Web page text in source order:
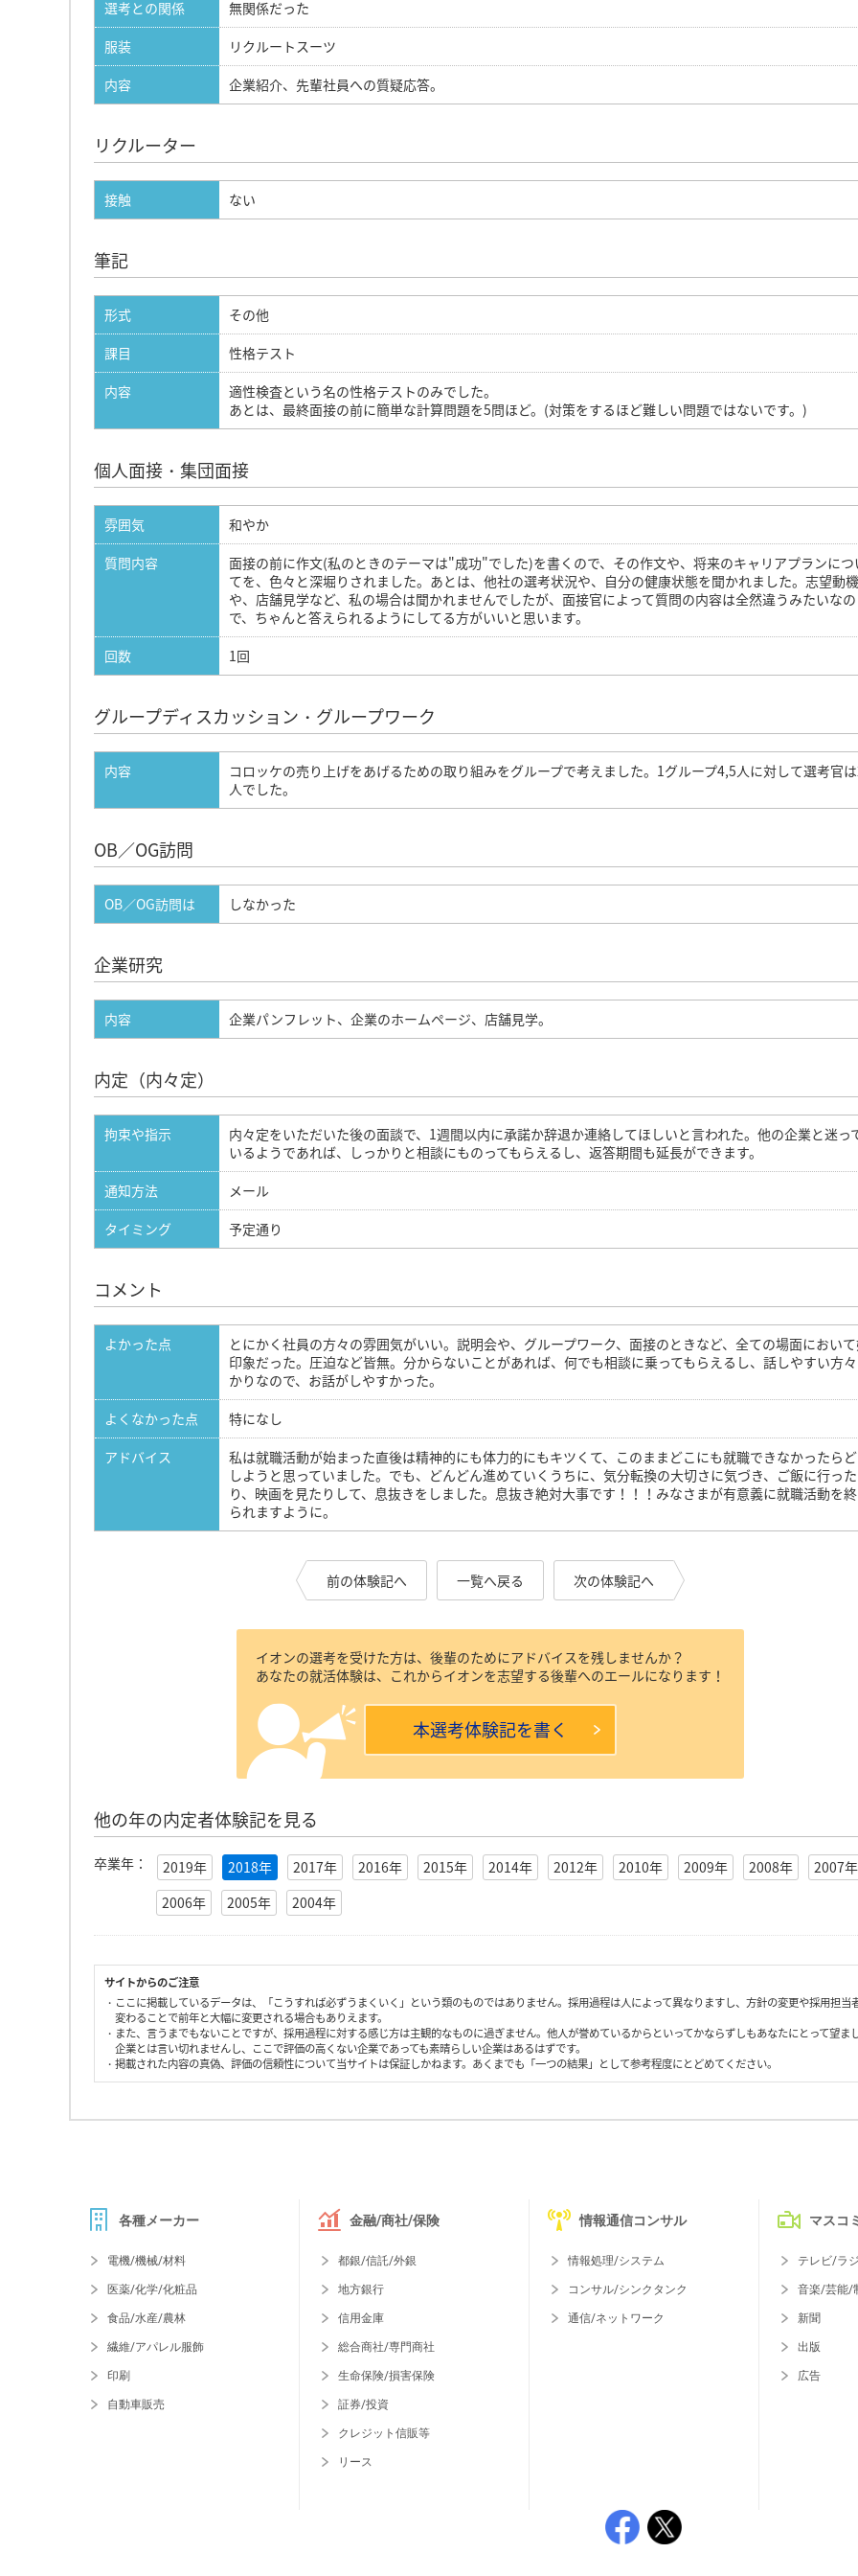
選考との関係
無関係だった
服装
リクルートスーツ
内容
企業紹介、先輩社員への質疑応答。
リクルーター
接触 ない
筆記
形式
その他
課目
性格テスト
内容
適性検査という名の性格テストのみでした。
あとは、最終面接の前に簡単な計算問題を5問ほど。(対策をするほど難しい問題ではないです。)
個人面接・集団面接
雰囲気
和やか
質問内容
面接の前に作文(私のときのテーマは"成功"でした)を書くので、その作文や、将来のキャリアプランにつ
てを、色々と深堀りされました。あとは、他社の選考状況や、自分の健康状態を聞かれました。志望動機
や、店舗見学など、私の場合は聞かれませんでしたが、面接官によって質問の内容は全然違うみたいなの
で、ちゃんと答えられるようにしてる方がいいと思います。
回数
1回
グループディスカッション・グループワーク
内容
コロッケの売り上げをあげるための取り組みをグループで考えました。1グループ4,5人に対して選考官
人でした。
OB／OG訪問
OB／OG訪問は しなかった
企業研究
内容 企業パンフレット、企業のホームページ、店舗見学。
内定（内々定）
拘束や指示
内々定をいただいた後の面談で、1週間以内に承諾か辞退か連絡してほしいと言われた。他の企業と迷っ
いるようであれば、しっかりと相談にものってもらえるし、返答期間も延長ができます。
通知方法
メール
タイミング
予定通り
コメント
よかった点
とにかく社員の方々の雰囲気がいい。説明会や、グループワーク、面接のときなど、全ての場面におい
印象だった。圧迫など皆無。分からないことがあれば、何でも相談に乗ってもらえるし、話しやすい方
かりなので、お話がしやすかった。
よくなかった点
特になし
アドバイス
私は就職活動が始まった直後は精神的にも体力的にもキツくて、このままどこにも就職できなかったら
しようと思っていました。でも、どんどん進めていくうちに、気分転換の大切さに気づき、ご飯に行った
り、映画を見たりして、息抜きをしました。息抜き絶対大事です！！！みなさまが有意義に就職活動を
られますように。
前の体験記へ 一覧へ戻る 次の体験記へ
イオンの選考を受けた方は、後輩のためにアドバイスを残しませんか？
あなたの就活体験は、これからイオンを志望する後輩へのエールになります！
本選考体験記を書く
他の年の内定者体験記を見る
卒業年： 2019年 2018年 2017年 2016年 2015年 2014年 2012年 2010年 2009年 2008年
2007年
2006年
2005年 2004年
サイトからのご注意
・ここに掲載しているデータは、「こうすれば必ずうまくいく」という類のものではありません。採用過程は人によって異なりますし、方針の変更や採用担当
変わることで前年と大幅に変更される場合もありえます。
・また、言うまでもないことですが、採用過程に対する感じ方は主観的なものに過ぎません。他人が誉めているからといってかならずしもあなたにとって望ま
企業とは言い切れませんし、ここで評価の高くない企業であっても素晴らしい企業はあるはずです。
・掲載された内容の真偽、評価の信頼性について当サイトは保証しかねます。あくまでも「一つの結果」として参考程度にとどめてください。
各種メーカー
電機/機械/材料
医薬/化学/化粧品
食品/水産/農林
繊維/アパレル服飾
印刷
自動車販売
金融/商社/保険
都銀/信託/外銀
地方銀行
信用金庫
総合商社/専門商社
生命保険/損害保険
証券/投資
クレジット信販等
リース
情報通信コンサル
情報処理/システム
コンサル/シンクタンク
通信/ネットワーク
マスコミ
テレビ/ラ
音楽/芸能/
新聞
出版
広告